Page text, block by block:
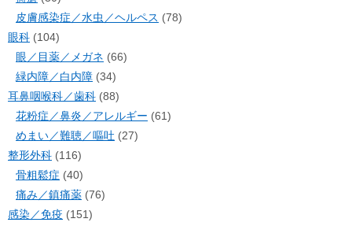
皮膚感染症／水虫／ヘルペス (78)
眼科 (104)
眼／目薬／メガネ (66)
緑内障／白内障 (34)
耳鼻咽喉科／歯科 (88)
花粉症／鼻炎／アレルギー (61)
めまい／難聴／嘔吐 (27)
整形外科 (116)
骨粗鬆症 (40)
痛み／鎮痛薬 (76)
感染／免疫 (151)